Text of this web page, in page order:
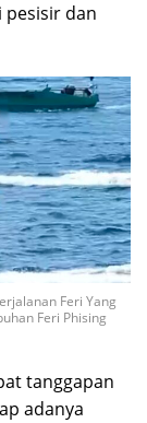
pesisir dan
Feri Yang
Feri Phising
tanggapan
adanya